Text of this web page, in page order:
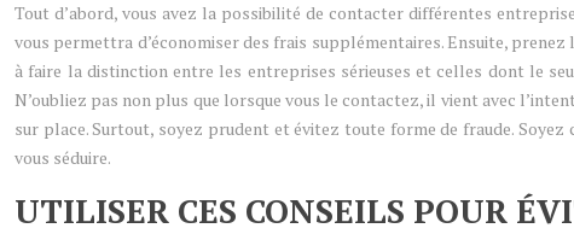
Tout d’abord, vous avez la possibilité de contacter différentes
vous permettra d’économiser des frais supplémentaires. Ensuite,
à faire la distinction entre les entreprises sérieuses et celles dont le
N’oubliez pas non plus que lorsque vous le contactez, il vient avec
sur place. Surtout, soyez prudent et évitez toute forme de fraude.
vous séduire.
UTILISER CES CONSEILS POUR